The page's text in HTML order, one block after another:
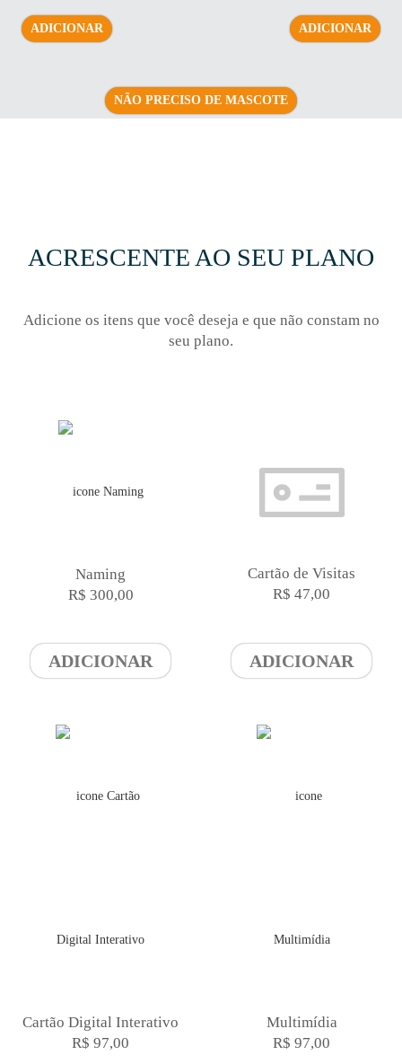
ADICIONAR ADICIONAR
NÃO PRECISO DE MASCOTE
ACRESCENTE AO SEU PLANO
Adicione os itens que você deseja e que não constam no
seu plano.
Naming
R$ 300,00
ADICIONAR
Cartão de Visitas
R$ 47,00
ADICIONAR
Cartão Digital Interativo
R$ 97,00
Multimídia
R$ 97,00